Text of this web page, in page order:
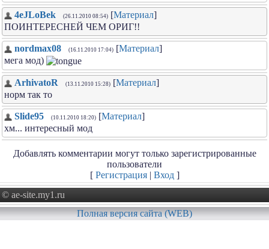
4eJLoBek (26.11.2010 08:54) [Материал]
ПОИНТЕРЕСНЕЙ ЧЕМ ОРИГ!!
nordmax08 (16.11.2010 17:04) [Материал]
мега мод)
ArhivatoR (13.11.2010 15:28) [Материал]
норм так то
Slide95 (10.11.2010 18:20) [Материал]
хм... интересный мод
Добавлять комментарии могут только зарегистрированные
пользователи
[ Регистрация| Вход]
© ae-site.my1.ru
Полная версия сайта (WEB)